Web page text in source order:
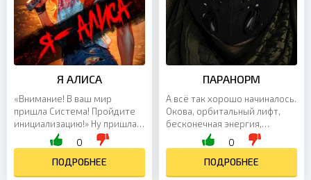
Я АЛИСА
«Внимание! В ваш мир
пришла Система! Пройдите
инициализацию!» Ну пришла и
пришла, чего орать-то? Я
Алиса! А это вам не ногами по
голове питбуля бить!...
0
ПОДРОБНЕЕ
ПАРАНОРМ
А всё так хорошо начиналось.
Окова, орбитальный лифт,
бесконечная энергия,
портальные технологии.
Порталами, впрочем,
пользуются до сих пор и
ведут...
0
ПОДРОБНЕЕ